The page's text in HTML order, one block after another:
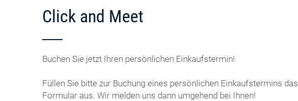
Click and Meet
Buchen Sie jetzt Ihren persönlichen Einkaufstermin!
Füllen Sie bitte zur Buchung eines persönlichen Einkaufstermins das
Formular aus. Wir melden uns dann umgehend bei Ihnen!